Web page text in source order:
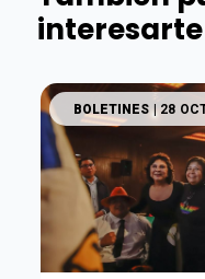
interesarte
BOLETINES | 28